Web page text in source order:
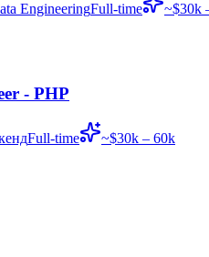
EngineeringFull-time
~$30k
- PHP
Full-time
~$30k – 60k